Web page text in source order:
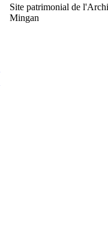
Site patrimonial de
Mingan